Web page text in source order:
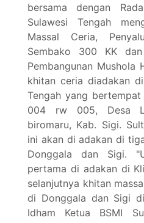
bersama dengan
Sulawesi Tengah
Massal Ceria,
Sembako 300 KK
Pembangunan Mushola
khitan ceria diadakan
Tengah yang
004 rw 005, Desa
biromaru, Kab. Sigi.
ini akan di adakan di
Donggala dan Sigi.
pertama di adakan di
selanjutnya khitan
di Donggala dan Sigi
Idham Ketua BSMI